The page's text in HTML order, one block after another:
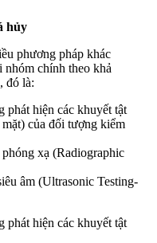
hủy
phương pháp khác
nhóm chính theo khả
đó là:
phát hiện các khuyết tật
của đối tượng kiểm
xạ (Radiographic
âm (Ultrasonic Testing-
phát hiện các khuyết tật